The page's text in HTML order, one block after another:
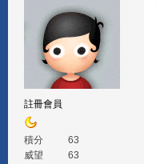
註冊會員
積分
63
威望
63